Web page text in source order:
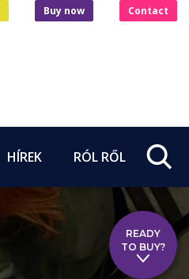
Buy now Contact
HÍREK RÓL RŐL
READY
TO BUY?